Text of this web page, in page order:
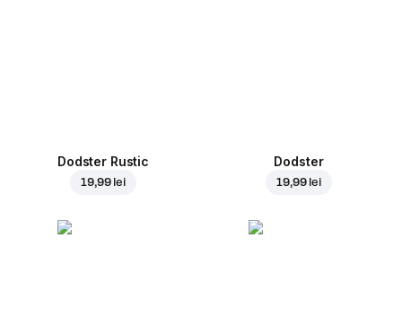
Dodster Rustic
19,99 lei
Dodster
19,99 lei